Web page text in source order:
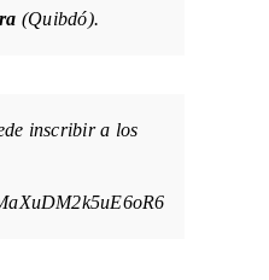
(Quibdó).
inscribir a los